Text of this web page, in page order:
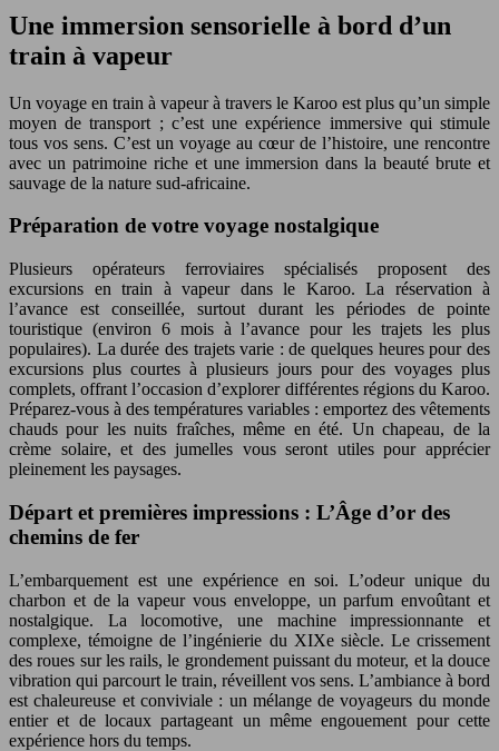
Une immersion sensorielle à bord d’un
train à vapeur
Un voyage en train à vapeur à travers le Karoo est plus qu’un simple
moyen de transport ; c’est une expérience immersive qui stimule
tous vos sens. C’est un voyage au cœur de l’histoire, une rencontre
avec un patrimoine riche et une immersion dans la beauté brute et
sauvage de la nature sud-africaine.
Préparation de votre voyage nostalgique
Plusieurs opérateurs ferroviaires spécialisés proposent des
excursions en train à vapeur dans le Karoo. La réservation à
l’avance est conseillée, surtout durant les périodes de pointe
touristique (environ 6 mois à l’avance pour les trajets les plus
populaires). La durée des trajets varie : de quelques heures pour des
excursions plus courtes à plusieurs jours pour des voyages plus
complets, offrant l’occasion d’explorer différentes régions du Karoo.
Préparez-vous à des températures variables : emportez des vêtements
chauds pour les nuits fraîches, même en été. Un chapeau, de la
crème solaire, et des jumelles vous seront utiles pour apprécier
pleinement les paysages.
Départ et premières impressions : L’Âge d’or des
chemins de fer
L’embarquement est une expérience en soi. L’odeur unique du
charbon et de la vapeur vous enveloppe, un parfum envoûtant et
nostalgique. La locomotive, une machine impressionnante et
complexe, témoigne de l’ingénierie du XIXe siècle. Le crissement
des roues sur les rails, le grondement puissant du moteur, et la douce
vibration qui parcourt le train, réveillent vos sens. L’ambiance à bord
est chaleureuse et conviviale : un mélange de voyageurs du monde
entier et de locaux partageant un même engouement pour cette
expérience hors du temps.